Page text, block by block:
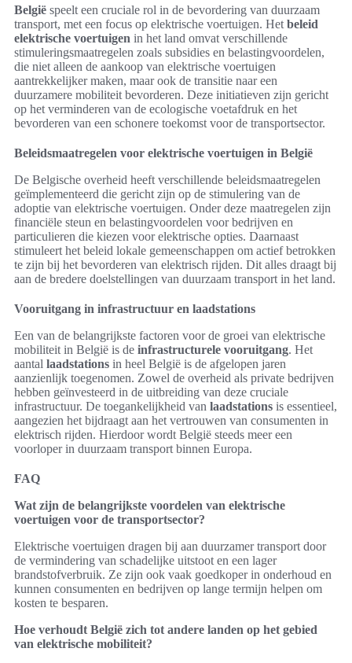
België speelt een cruciale rol in de bevordering van duurzaam
transport, met een focus op elektrische voertuigen. Het beleid
elektrische voertuigen in het land omvat verschillende
stimuleringsmaatregelen zoals subsidies en belastingvoordelen,
die niet alleen de aankoop van elektrische voertuigen
aantrekkelijker maken, maar ook de transitie naar een
duurzamere mobiliteit bevorderen. Deze initiatieven zijn gericht
op het verminderen van de ecologische voetafdruk en het
bevorderen van een schonere toekomst voor de transportsector.
Beleidsmaatregelen voor elektrische voertuigen in België
De Belgische overheid heeft verschillende beleidsmaatregelen
geïmplementeerd die gericht zijn op de stimulering van de
adoptie van elektrische voertuigen. Onder deze maatregelen zijn
financiële steun en belastingvoordelen voor bedrijven en
particulieren die kiezen voor elektrische opties. Daarnaast
stimuleert het beleid lokale gemeenschappen om actief betrokken
te zijn bij het bevorderen van elektrisch rijden. Dit alles draagt bij
aan de bredere doelstellingen van duurzaam transport in het land.
Vooruitgang in infrastructuur en laadstations
Een van de belangrijkste factoren voor de groei van elektrische
mobiliteit in België is de infrastructurele vooruitgang. Het
aantal laadstations in heel België is de afgelopen jaren
aanzienlijk toegenomen. Zowel de overheid als private bedrijven
hebben geïnvesteerd in de uitbreiding van deze cruciale
infrastructuur. De toegankelijkheid van laadstations is essentieel,
aangezien het bijdraagt aan het vertrouwen van consumenten in
elektrisch rijden. Hierdoor wordt België steeds meer een
voorloper in duurzaam transport binnen Europa.
FAQ
Wat zijn de belangrijkste voordelen van elektrische
voertuigen voor de transportsector?
Elektrische voertuigen dragen bij aan duurzamer transport door
de vermindering van schadelijke uitstoot en een lager
brandstofverbruik. Ze zijn ook vaak goedkoper in onderhoud en
kunnen consumenten en bedrijven op lange termijn helpen om
kosten te besparen.
Hoe verhoudt België zich tot andere landen op het gebied
van elektrische mobiliteit?